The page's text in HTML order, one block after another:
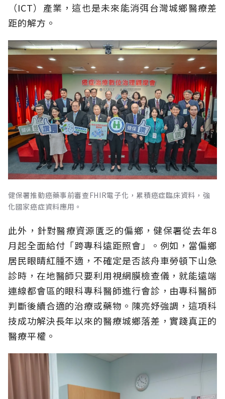
（ICT）產業，這也是未來能消弭台灣城鄉醫療差
距的解方。
健保署推動癌藥事前審查FHIR電子化，累積癌症臨床資料，強
化國家癌症資料應用。
此外，針對醫療資源匱乏的偏鄉，健保署從去年8
月起全面給付「跨專科遠距照會」。例如，當偏鄉
居民眼睛紅腫不適，不確定是否該舟車勞頓下山急
診時，在地醫師只要利用視網膜檢查儀，就能遠端
連線都會區的眼科專科醫師進行會診，由專科醫師
判斷後續合適的治療或藥物。陳亮妤強調，這項科
技成功解決長年以來的醫療城鄉落差，實踐真正的
醫療平權。